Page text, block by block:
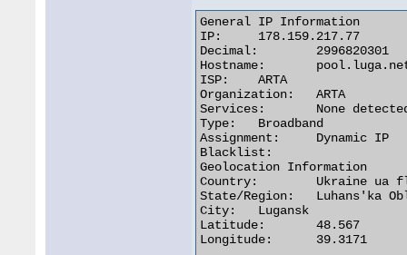
General IP Information
IP:	178.159.217.77
Decimal:	2996820301
Hostname:	pool.luga.net.ua
ISP:	ARTA
Organization:	ARTA
Services:	None detected
Type:	Broadband
Assignment:	Dynamic IP
Blacklist:
Geolocation Information
Country:	Ukraine ua flag
State/Region:	Luhans'ka Oblast'
City:	Lugansk
Latitude:	48.567
Longitude:	39.3171